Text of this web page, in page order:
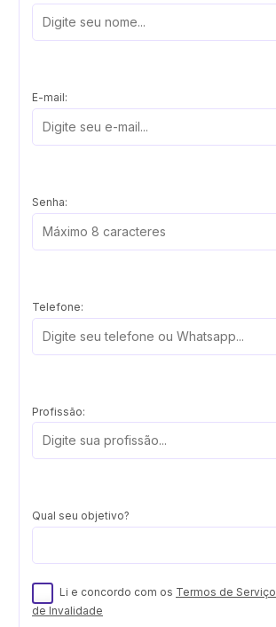
E-mail:
Senha:
Telefone:
Profissão:
Qual seu objetivo?
Li e concordo com os Termos de Serviço
de Invalidade